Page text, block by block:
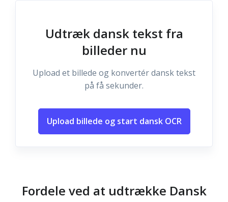
Udtræk dansk tekst fra
billeder nu
Upload et billede og konvertér dansk tekst
på få sekunder.
Upload billede og start dansk OCR
Fordele ved at udtrække Dansk